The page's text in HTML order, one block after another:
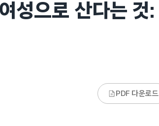
성으로 산다는 것:
PDF 다운로드